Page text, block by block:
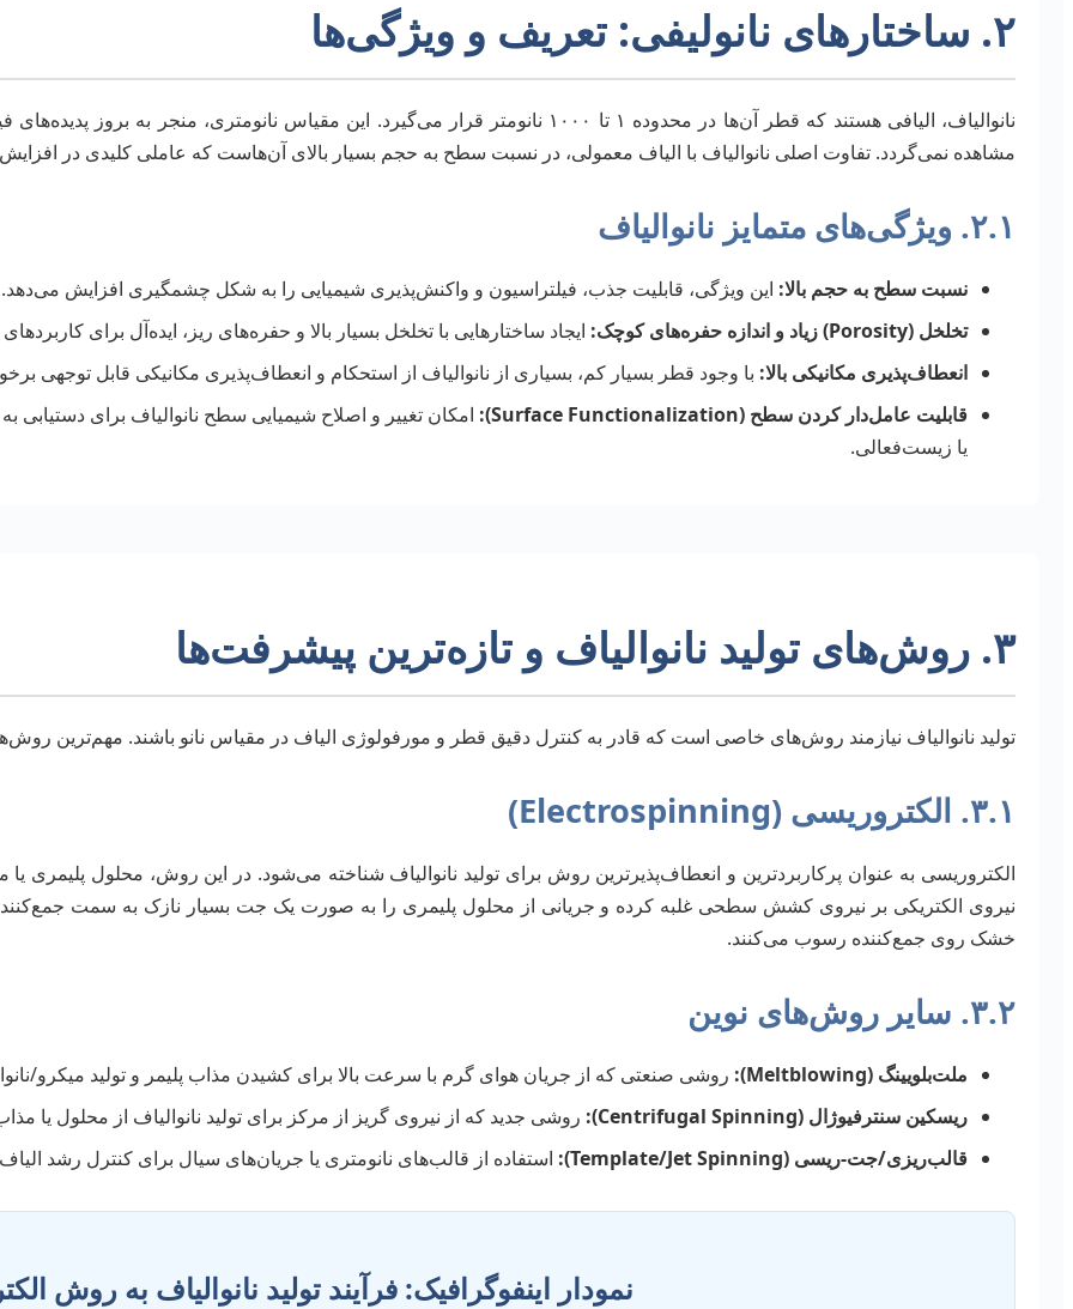
۲. ساختارهای نانولیفی: تعریف و ویژگی‌ها
نانوالیاف، الیافی هستند که قطر آن‌ها در محدوده ۱ تا ۱۰۰۰ نانومتر قرار می‌گیرد. این مقیاس
مشاهده نمی‌گردد. تفاوت اصلی نانوالیاف با الیاف معمولی، در نسبت سطح به حجم بسیار بالای آن‌هاست که عاملی کلیدی در
۲.۱. ویژگی‌های متمایز نانوالیاف
نسبت سطح به حجم بالا: این ویژگی، قابلیت جذب، فیلتراسیون و واکنش‌پذیری شیمیایی را به شکل چشمگیری افزایش می‌دهد.
تخلخل (Porosity) زیاد و اندازه حفره‌های کوچک:
ایجاد ساختارهایی با تخلخل بسیار بالا و حفره‌های ریز، ایده‌آل برای
انعطاف‌پذیری مکانیکی بالا: با وجود قطر بسیار کم، بسیاری از نانوالیاف از استحکام و انعطاف‌پذیری مکانیکی قابل توجهی
قابلیت عامل‌دار کردن سطح (Surface Functionalization):
امکان تغییر و اصلاح شیمیایی سطح نانوالیاف برای دستیابی
یا زیست‌فعالی.
۳. روش‌های تولید نانوالیاف و تازه‌ترین پیشرفت‌ها
تولید نانوالیاف نیازمند روش‌های خاصی است که قادر به کنترل دقیق قطر و مورفولوژی الیاف در مقیاس نانو باشند. مهم‌ترین روش‌ها
۳.۱. الکتروریسی (Electrospinning)
الکتروریسی به عنوان پرکاربردترین و انعطاف‌پذیرترین روش برای تولید نانوالیاف شناخته می‌شود. در این روش، محلول پلیمری
نیروی الکتریکی بر نیروی کشش سطحی غلبه کرده و جریانی از محلول پلیمری را به صورت یک جت بسیار نازک به سمت جمع‌کننده
خشک روی جمع‌کننده رسوب می‌کنند.
۳.۲. سایر روش‌های نوین
ملت‌بلویینگ (Meltblowing):
روشی صنعتی که از جریان هوای گرم با سرعت بالا برای کشیدن مذاب پلیمر و تولید میکرو/
ریسکین سنترفیوژال (Centrifugal Spinning):
روشی جدید که از نیروی گریز از مرکز برای تولید نانوالیاف از محلول یا
قالب‌ریزی/جت-ریسی (Template/Jet Spinning):
استفاده از قالب‌های نانومتری یا جریان‌های سیال برای کنترل رشد
نمودار اینفوگرافیک: فرآیند تولید نانوالیاف به روش